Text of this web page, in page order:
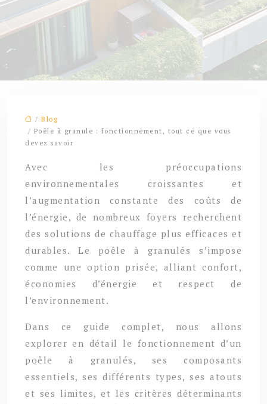
/ Blog
/ Poêle à granule : fonctionnement, tout ce que vous
devez savoir
Avec les préoccupations
environnementales croissantes et
l’augmentation constante des coûts de
l’énergie, de nombreux foyers recherchent
des solutions de chauffage plus efficaces et
durables. Le poêle à granulés s’impose
comme une option prisée, alliant confort,
économies d’énergie et respect de
l’environnement.
Dans ce guide complet, nous allons
explorer en détail le fonctionnement d’un
poêle à granulés, ses composants
essentiels, ses différents types, ses atouts
et ses limites, et les critères déterminants